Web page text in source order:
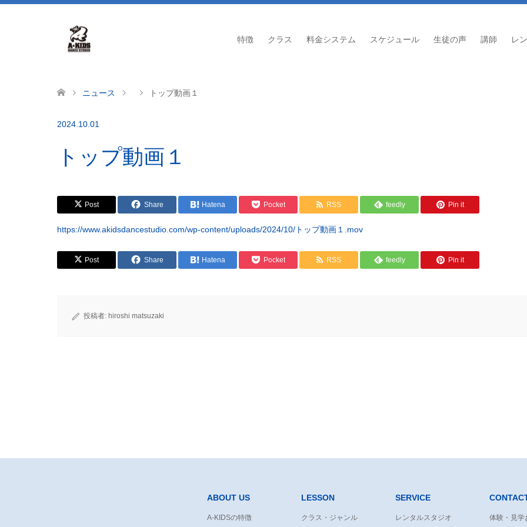
特徴 クラス 料金システム スケジュール 生徒の声 講師 レ
ニュース トップ動画１
2024.10.01
トップ動画１
Post Share Hatena Pocket RSS feedly Pin it
https://www.akidsdancestudio.com/wp-content/uploads/2024/10/トップ動画１.mov
Post Share Hatena Pocket RSS feedly Pin it
投稿者: hiroshi matsuzaki
ABOUT US
A-KIDSの特徴
LESSON
クラス・ジャンル
SERVICE
レンタルスタジオ 体験・見学